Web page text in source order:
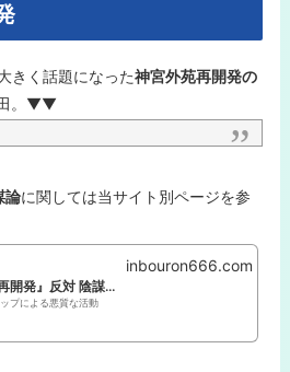
きく話題になった神宮外苑再開発の
田。▼▼
論に関しては当サイト別ページを参
『神宮外苑再開発』反対 陰謀論キャンペーン
プによる悪質な活動
inbouron666.com